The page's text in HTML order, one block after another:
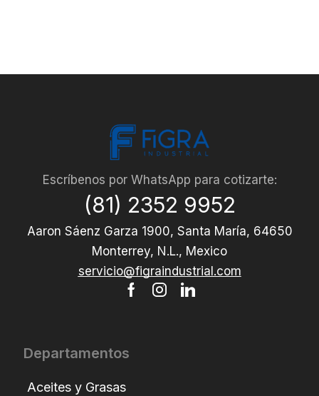
Escríbenos por WhatsApp para cotizarte:
(81) 2352 9952
Aaron Sáenz Garza 1900, Santa María, 64650
Monterrey, N.L., Mexico
servicio@figraindustrial.com
Departamentos
Aceites y Grasas